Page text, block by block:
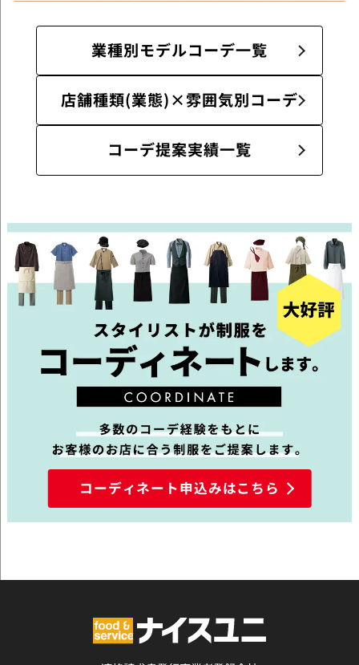
業種別モデルコーデ一覧
店舗種類(業態)×雰囲気別コーデ
コーデ提案実績一覧
コーディネート申込みはこちら